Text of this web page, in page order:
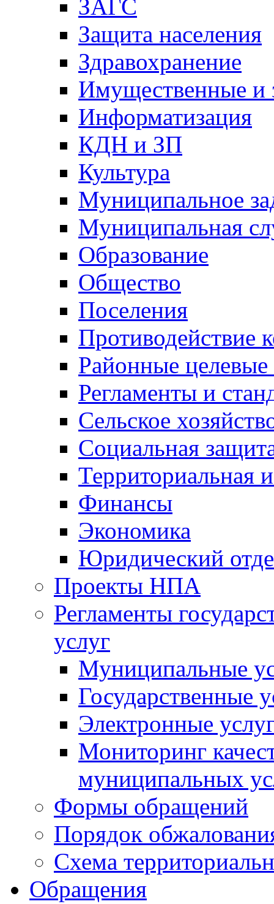
ЗАГС
Защита населения
Здравохранение
Имущественные и
Информатизация
КДН и ЗП
Культура
Муниципальное
Муниципальная
Образование
Общество
Поселения
Противодействие
Районные
Регламенты и
Сельское
Социальная
Территориальная
Финансы
Экономика
Юридический
Проекты НПА
Регламенты
услуг
Муниципальные
Государственные
Электронные
Мониторинг
муниципальных
Формы обращений
Порядок
Схема
Обращения